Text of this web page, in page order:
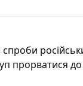
прорватися